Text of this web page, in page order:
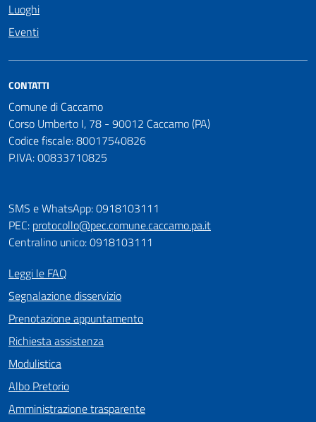
Luoghi
Eventi
CONTATTI
Comune di Caccamo
Corso Umberto I, 78 - 90012 Caccamo (PA)
Codice fiscale: 80017540826
P.IVA: 00833710825
SMS e WhatsApp: 0918103111
PEC: protocollo@pec.comune.caccamo.pa.it
Centralino unico: 0918103111
Leggi le FAQ
Segnalazione disservizio
Prenotazione appuntamento
Richiesta assistenza
Modulistica
Albo Pretorio
Amministrazione trasparente